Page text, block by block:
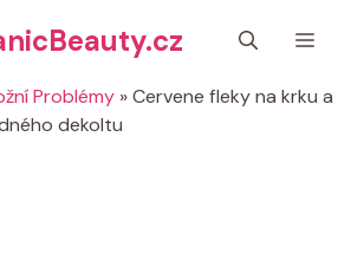
Problémy »Cervene fleky na krku a
dekoltu